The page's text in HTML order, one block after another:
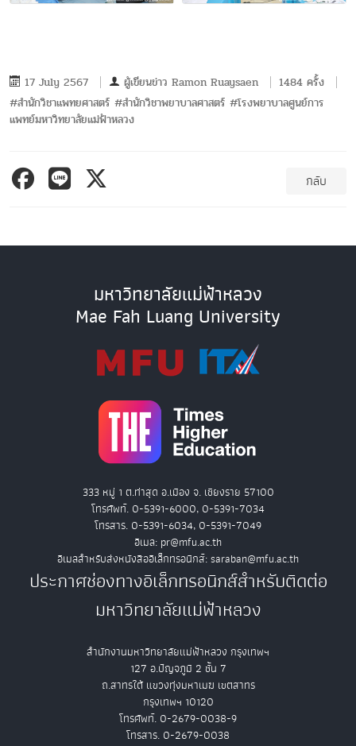
17 July 2567 ผู้เขียนข่าว Ramon Ruaysaen
1484 ครั้ง
#สำนักวิชาแพทยศาสตร์ #สำนักวิชาพยาบาลศาสตร์ #โรงพยาบาลศูนย์การ
แพทย์มหาวิทยาลัยแม่ฟ้าหลวง
กลับ
มหาวิทยาลัยแม่ฟ้าหลวง
Mae Fah Luang University
333 หมู่ 1 ต.ท่าสุด อ.เมือง จ. เชียงราย 57100
โทรศัพท์. 0-5391-6000, 0-5391-7034
โทรสาร. 0-5391-6034, 0-5391-7049
อีเมล: pr@mfu.ac.th
อีเมลสำหรับส่งหนังสืออิเล็กทรอนิกส์: saraban@mfu.ac.th
ประกาศช่องทางอิเล็กทรอนิกส์สำหรับติดต่อ
มหาวิทยาลัยแม่ฟ้าหลวง
สำนักงานมหาวิทยาลัยแม่ฟ้าหลวง กรุงเทพฯ
127 อ.ปัญจภูมิ 2 ชั้น 7
ถ.สาทรใต้ แขวงทุ่งมหาเมฆ เขตสาทร
กรุงเทพฯ 10120
โทรศัพท์. 0-2679-0038-9
โทรสาร. 0-2679-0038